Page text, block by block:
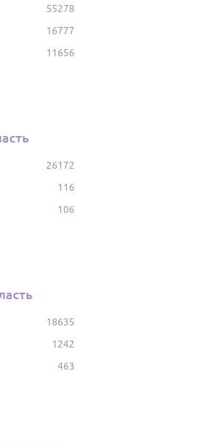
55278
16777
11656
26172
116
106
18635
1242
463